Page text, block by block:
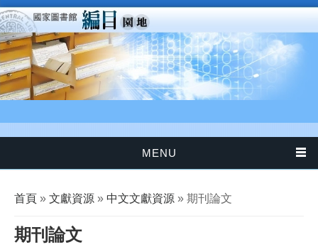
移至主內容
MENU
您在這裡
首頁 » 文獻資源 » 中文文獻資源 » 期刊論文
期刊論文